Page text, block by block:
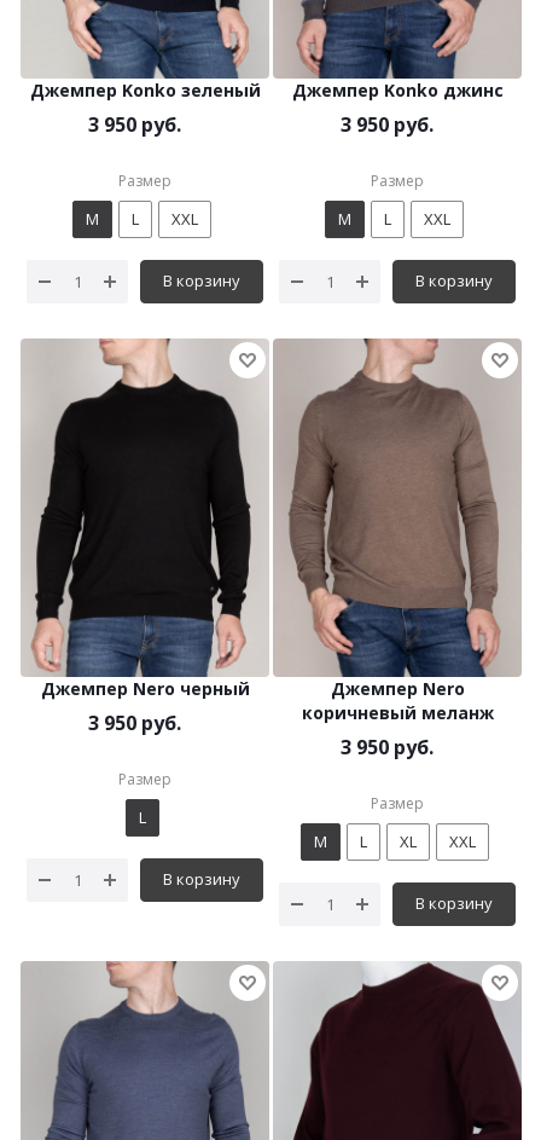
Джемпер Konko зеленый
3 950 руб.
Размер
M L XXL
В корзину
Джемпер Konko джинс
3 950 руб.
Размер
M L XXL
В корзину
Джемпер Nero черный
3 950 руб.
Размер
L
В корзину
Джемпер Nero
коричневый меланж
3 950 руб.
Размер
M L XL XXL
В корзину